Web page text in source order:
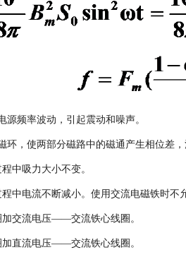
源频率波动，引起震动和噪声。
环，使两部分磁路中的磁通产生相位差，
中吸力大小不变。
中电流不断减小。使用交流电磁铁时不
加交流电压——交流铁心线圈。
加直流电压——交流铁心线圈。